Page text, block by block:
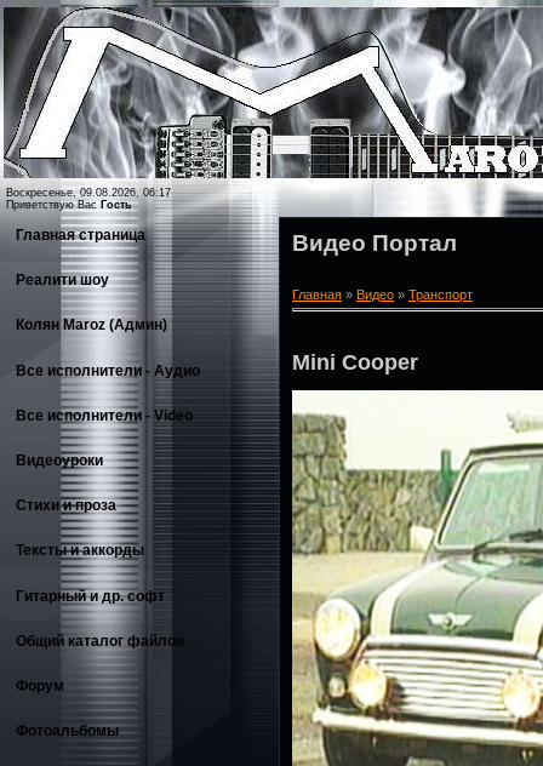
Воскресенье, 09.08.2026, 06:17
Приветствую Вас Гость
Главная страница
Реалити шоу
Колян Maroz (Админ)
Все исполнители - Аудио
Все исполнители - Video
Видеоуроки
Стихи и проза
Тексты и аккорды
Гитарный и др. софт
Общий каталог файлов
Форум
Фотоальбомы
Видео Портал
Главная » Видео » Транспорт
Mini Cooper